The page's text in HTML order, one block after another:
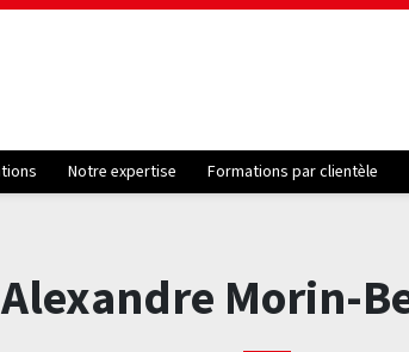
Notre expertise Formations par clientèle
Alexandre Morin-